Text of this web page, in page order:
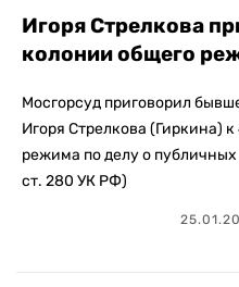
Игоря Стрелкова
колонии общего
Мосгорсуд приговорил
Игоря Стрелкова (Гиркина)
режима по делу о
ст. 280 УК РФ)